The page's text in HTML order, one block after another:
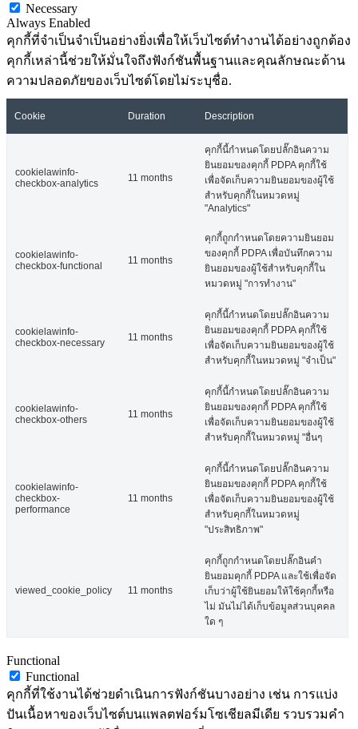
Necessary
Always Enabled
คุกกี้ที่จำเป็นจำเป็นอย่างยิ่งเพื่อให้เว็บไซต์ทำงานได้อย่างถูกต้อง
คุกกี้เหล่านี้ช่วยให้มั่นใจถึงฟังก์ชันพื้นฐานและคุณลักษณะด้าน
ความปลอดภัยของเว็บไซต์โดยไม่ระบุชื่อ.
Cookie Duration Description
cookielawinfo-
checkbox-analytics
11 months
คุกกี้นี้กำหนดโดยปลั๊กอินความ
ยินยอมของคุกกี้ PDPA คุกกี้ใช้
เพื่อจัดเก็บความยินยอมของผู้ใช้
สำหรับคุกกี้ในหมวดหมู่
"Analytics"
cookielawinfo-
checkbox-functional
11 months
คุกกี้ถูกกำหนดโดยความยินยอม
ของคุกกี้ PDPA เพื่อบันทึกความ
ยินยอมของผู้ใช้สำหรับคุกกี้ใน
หมวดหมู่ "การทำงาน"
cookielawinfo-
checkbox-necessary
11 months
คุกกี้นี้กำหนดโดยปลั๊กอินความ
ยินยอมของคุกกี้ PDPA คุกกี้ใช้
เพื่อจัดเก็บความยินยอมของผู้ใช้
สำหรับคุกกี้ในหมวดหมู่ "จำเป็น"
cookielawinfo-
checkbox-others
11 months
คุกกี้นี้กำหนดโดยปลั๊กอินความ
ยินยอมของคุกกี้ PDPA คุกกี้ใช้
เพื่อจัดเก็บความยินยอมของผู้ใช้
สำหรับคุกกี้ในหมวดหมู่ "อื่นๆ
cookielawinfo-
checkbox-
performance
11 months
คุกกี้นี้กำหนดโดยปลั๊กอินความ
ยินยอมของคุกกี้ PDPA คุกกี้ใช้
เพื่อจัดเก็บความยินยอมของผู้ใช้
สำหรับคุกกี้ในหมวดหมู่
"ประสิทธิภาพ"
viewed_cookie_policy 11 months
คุกกี้ถูกกำหนดโดยปลั๊กอินคำ
ยินยอมคุกกี้ PDPA และใช้เพื่อจัด
เก็บว่าผู้ใช้ยินยอมให้ใช้คุกกี้หรือ
ไม่ มันไม่ได้เก็บข้อมูลส่วนบุคคล
ใด ๆ
Functional
Functional
คุกกี้ที่ใช้งานได้ช่วยดำเนินการฟังก์ชันบางอย่าง เช่น การแบ่ง
ปันเนื้อหาของเว็บไซต์บนแพลตฟอร์มโซเชียลมีเดีย รวบรวมคำ